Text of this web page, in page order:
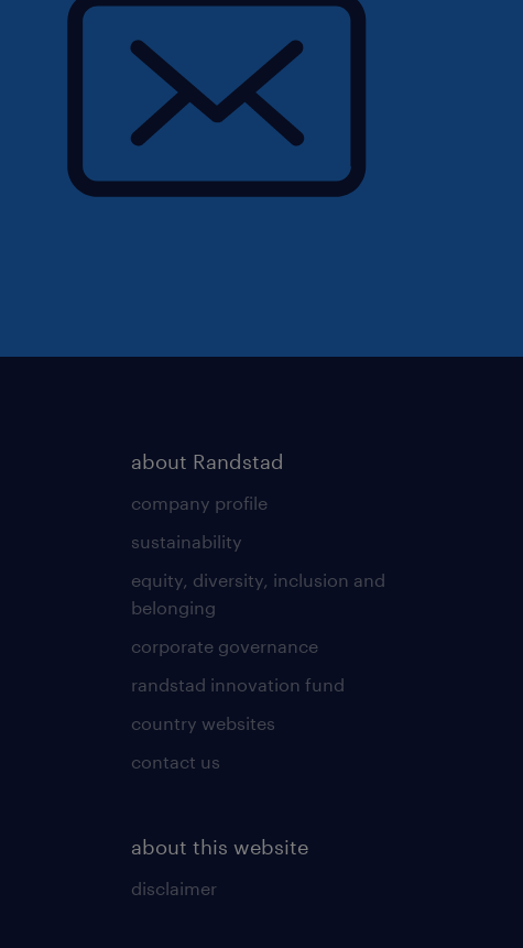
about Randstad
company profile
sustainability
equity, diversity, inclusion and
belonging
corporate governance
randstad innovation fund
country websites
contact us
about this website
disclaimer